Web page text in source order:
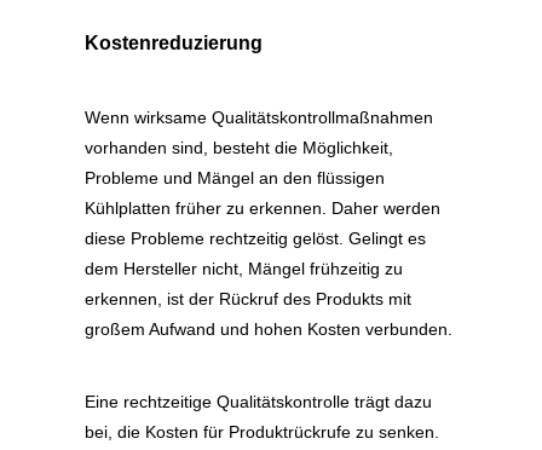
Kostenreduzierung
Wenn wirksame Qualitätskontrollmaßnahmen
vorhanden sind, besteht die Möglichkeit,
Probleme und Mängel an den flüssigen
Kühlplatten früher zu erkennen. Daher werden
diese Probleme rechtzeitig gelöst. Gelingt es
dem Hersteller nicht, Mängel frühzeitig zu
erkennen, ist der Rückruf des Produkts mit
großem Aufwand und hohen Kosten verbunden.
Eine rechtzeitige Qualitätskontrolle trägt dazu
bei, die Kosten für Produktrückrufe zu senken.